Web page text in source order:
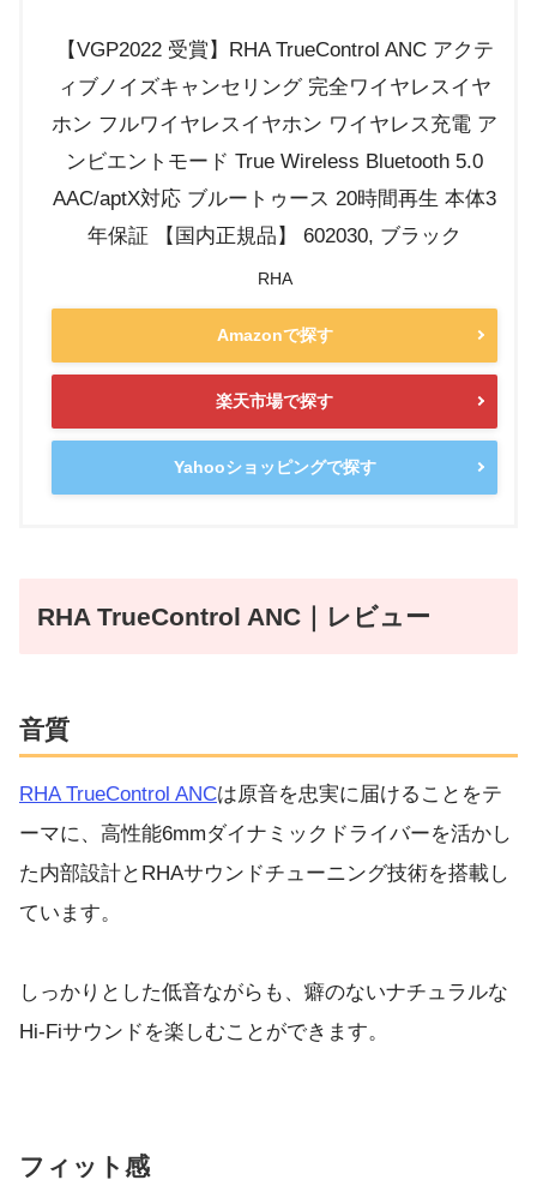
【VGP2022 受賞】RHA TrueControl ANC アクテ
ィブノイズキャンセリング 完全ワイヤレスイヤ
ホン フルワイヤレスイヤホン ワイヤレス充電 ア
ンビエントモード True Wireless Bluetooth 5.0
AAC/aptX対応 ブルートゥース 20時間再生 本体3
年保証 【国内正規品】 602030, ブラック
RHA
Amazonで探す
楽天市場で探す
Yahooショッピングで探す
RHA TrueControl ANC｜レビュー
音質
RHA TrueControl ANCは原音を忠実に届けることをテ
ーマに、高性能6mmダイナミックドライバーを活かし
た内部設計とRHAサウンドチューニング技術を搭載し
ています。
しっかりとした低音ながらも、癖のないナチュラルな
Hi-Fiサウンドを楽しむことができます。
フィット感